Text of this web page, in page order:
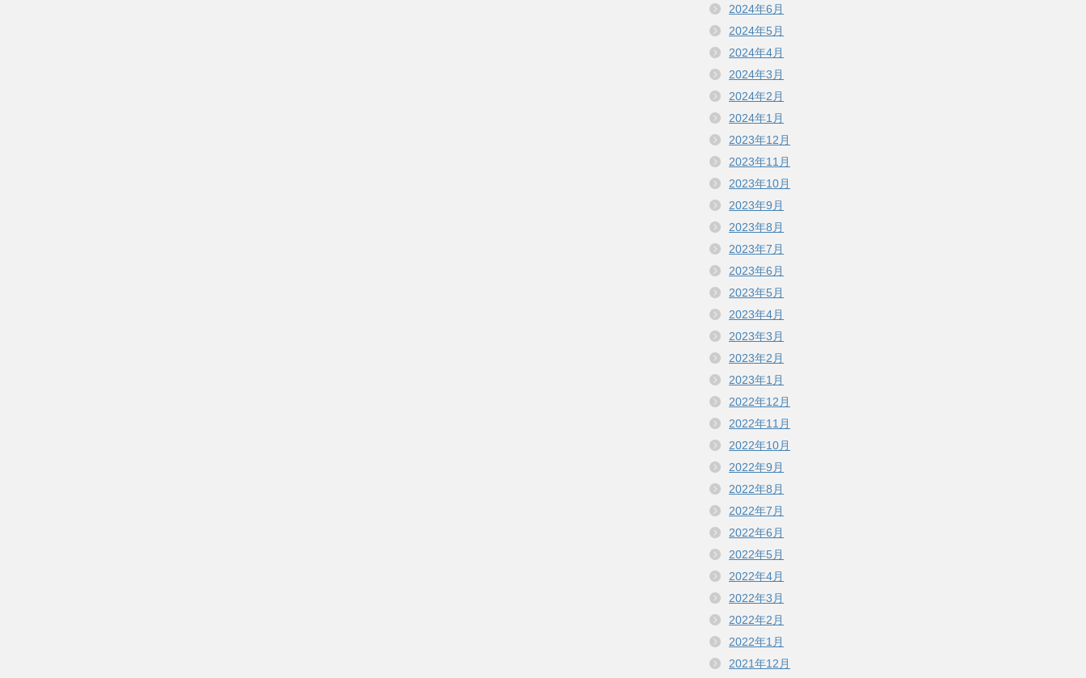
2024年6月
2024年5月
2024年4月
2024年3月
2024年2月
2024年1月
2023年12月
2023年11月
2023年10月
2023年9月
2023年8月
2023年7月
2023年6月
2023年5月
2023年4月
2023年3月
2023年2月
2023年1月
2022年12月
2022年11月
2022年10月
2022年9月
2022年8月
2022年7月
2022年6月
2022年5月
2022年4月
2022年3月
2022年2月
2022年1月
2021年12月